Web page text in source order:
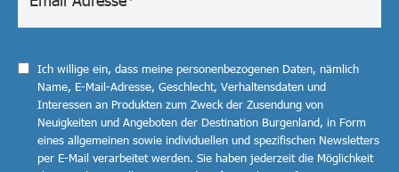
Ich willige ein, dass meine personenbezogenen Daten, nämlich
Name, E-Mail-Adresse, Geschlecht, Verhaltensdaten und
Interessen an Produkten zum Zweck der Zusendung von
Neuigkeiten und Angeboten der Destination Burgenland, in Form
eines allgemeinen sowie individuellen und spezifischen Newsletters
per E-Mail verarbeitet werden. Sie haben jederzeit die Möglichkeit